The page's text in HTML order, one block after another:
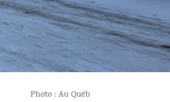
Photo : Au Québ